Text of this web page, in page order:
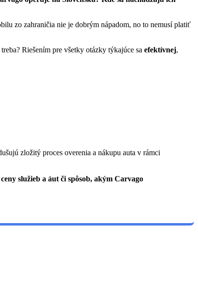
zo zahraničia nie je dobrým nápadom, no to nemusí platiť
Riešením pre všetky otázky týkajúce sa efektívnej,
zložitý proces overenia a nákupu auta v rámci
služieb a áut či spôsob, akým Carvago